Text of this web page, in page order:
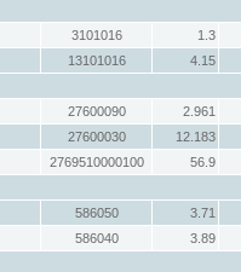
3101016
1.3
13101016
4.15
27600090
2.961
27600030
12.183
2769510000100
56.9
586050
3.71
586040
3.89